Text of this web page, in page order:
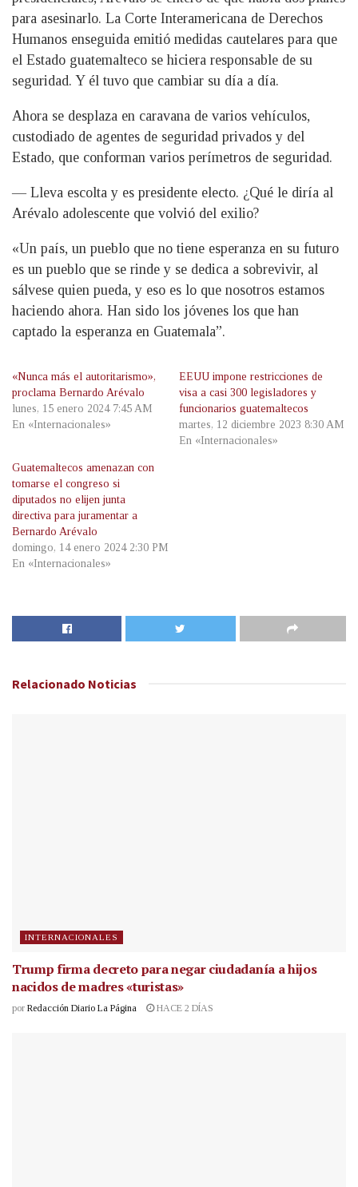
para asesinarlo. La Corte Interamericana de Derechos
Humanos enseguida emitió medidas cautelares para que
el Estado guatemalteco se hiciera responsable de su
seguridad. Y él tuvo que cambiar su día a día.
Ahora se desplaza en caravana de varios vehículos,
custodiado de agentes de seguridad privados y del
Estado, que conforman varios perímetros de seguridad.
— Lleva escolta y es presidente electo. ¿Qué le diría al
Arévalo adolescente que volvió del exilio?
«Un país, un pueblo que no tiene esperanza en su futuro
es un pueblo que se rinde y se dedica a sobrevivir, al
sálvese quien pueda, y eso es lo que nosotros estamos
haciendo ahora. Han sido los jóvenes los que han
captado la esperanza en Guatemala”.
«Nunca más el autoritarismo»,
proclama Bernardo Arévalo
lunes, 15 enero 2024 7:45 AM
En «Internacionales»
EEUU impone restricciones de
visa a casi 300 legisladores y
funcionarios guatemaltecos
martes, 12 diciembre 2023 8:30 AM
En «Internacionales»
Guatemaltecos amenazan con
tomarse el congreso si
diputados no elijen junta
directiva para juramentar a
Bernardo Arévalo
domingo, 14 enero 2024 2:30 PM
En «Internacionales»
Relacionado Noticias
INTERNACIONALES
Trump firma decreto para negar ciudadanía a hijos
nacidos de madres «turistas»
por Redacción Diario La Página HACE 2 DÍAS